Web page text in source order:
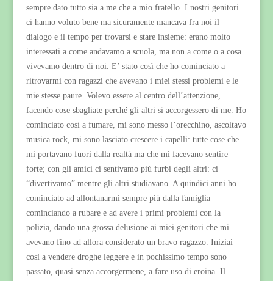
sempre dato tutto sia a me che a mio fratello. I nostri genitori
ci hanno voluto bene ma sicuramente mancava fra noi il
dialogo e il tempo per trovarsi e stare insieme: erano molto
interessati a come andavamo a scuola, ma non a come o a cosa
vivevamo dentro di noi. E’ stato così che ho cominciato a
ritrovarmi con ragazzi che avevano i miei stessi problemi e le
mie stesse paure. Volevo essere al centro dell’attenzione,
facendo cose sbagliate perché gli altri si accorgessero di me. Ho
cominciato così a fumare, mi sono messo l’orecchino, ascoltavo
musica rock, mi sono lasciato crescere i capelli: tutte cose che
mi portavano fuori dalla realtà ma che mi facevano sentire
forte; con gli amici ci sentivamo più furbi degli altri: ci
“divertivamo” mentre gli altri studiavano. A quindici anni ho
cominciato ad allontanarmi sempre più dalla famiglia
cominciando a rubare e ad avere i primi problemi con la
polizia, dando una grossa delusione ai miei genitori che mi
avevano fino ad allora considerato un bravo ragazzo. Iniziai
così a vendere droghe leggere e in pochissimo tempo sono
passato, quasi senza accorgermene, a fare uso di eroina. Il